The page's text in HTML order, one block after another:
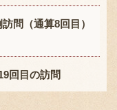
問（通算8回目）
回目の訪問